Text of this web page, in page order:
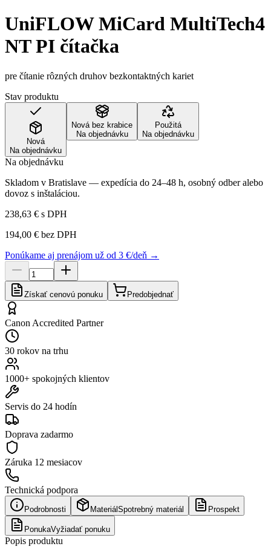
UniFLOW MiCard MultiTech4
NT PI čítačka
pre čítanie rôzných druhov bezkontaktných kariet
Stav produktu
Nová
Na objednávku
Nová bez krabice
Na objednávku
Použitá
Na objednávku
Na objednávku
Skladom v Bratislave — expedícia do 24–48 h, osobný odber alebo
dovoz s inštaláciou.
238,63 € s DPH
194,00 € bez DPH
Ponúkame aj prenájom už od 3 €/deň →
Získať cenovú ponuku Predobjednať
Canon Accredited Partner
30 rokov na trhu
1000+ spokojných klientov
Servis do 24 hodín
Doprava zadarmo
Záruka 12 mesiacov
Technická podpora
Podrobnosti Materiál Spotrebný materiál Prospekt
PonukaVyžiadať ponuku
Popis produktu